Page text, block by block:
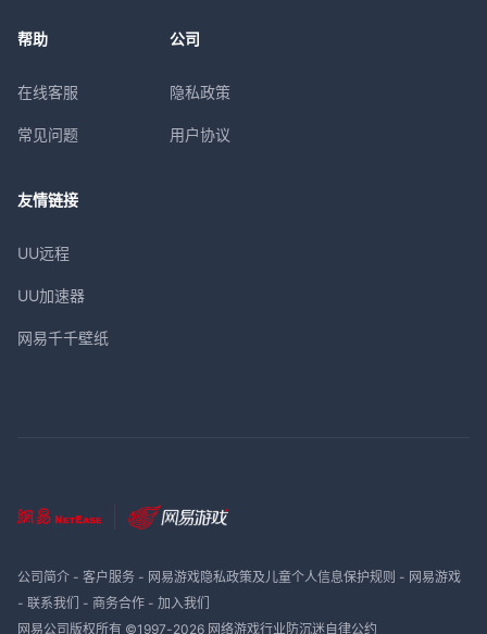
帮助
在线客服
常见问题
公司
隐私政策
用户协议
友情链接
UU远程
UU加速器
网易千千壁纸
公司简介- 客户服务- 网易游戏隐私政策及儿童个人信息保护规则 - 网易游戏
- 联系我们 - 商务合作- 加入我们
网易公司版权所有 ©1997-2026 网络游戏行业防沉迷自律公约